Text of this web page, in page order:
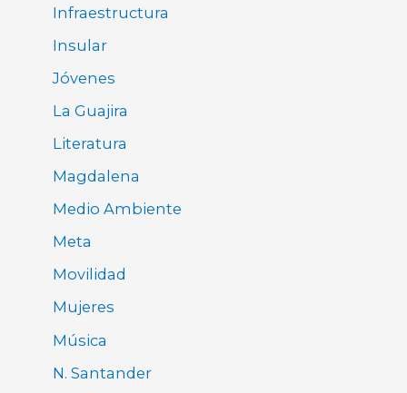
Infraestructura
Insular
Jóvenes
La Guajira
Literatura
Magdalena
Medio Ambiente
Meta
Movilidad
Mujeres
Música
N. Santander